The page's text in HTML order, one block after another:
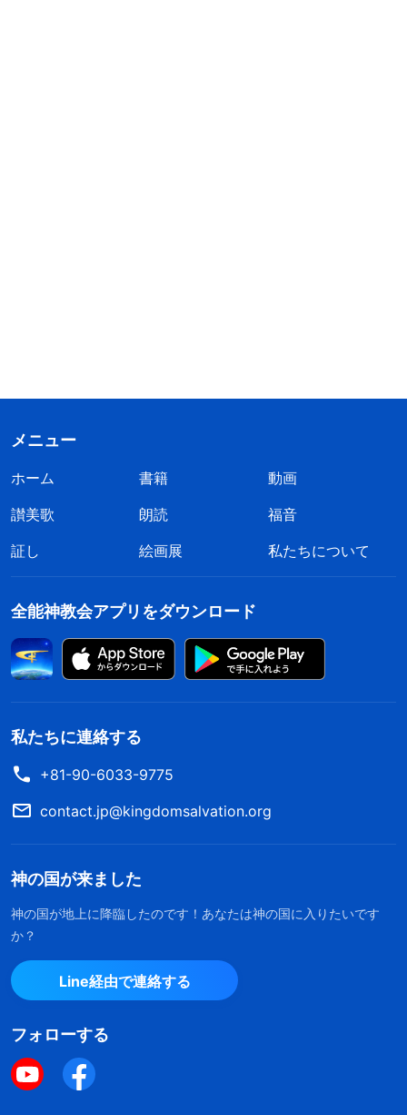
メニュー
ホーム 書籍
動画
讃美歌
朗読
福音
証し
絵画展 私たちについて
全能神教会アプリをダウンロード
私たちに連絡する
+81-90-6033-9775
contact.jp@kingdomsalvation.org
神の国が来ました
神の国が地上に降臨したのです！あなたは神の国に入りたいです
か？
Line経由で連絡する
フォローする